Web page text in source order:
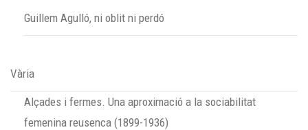
Guillem Agulló, ni oblit ni perdó
Vària
Alçades i fermes. Una aproximació a la sociabilitat
femenina reusenca (1899-1936)